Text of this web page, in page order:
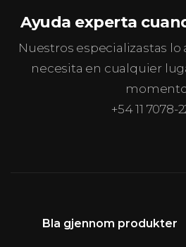
Ayuda experta
Nuestros especializastas
necesita en cualquier
+54 11 7078-
Bla gjennom produkter